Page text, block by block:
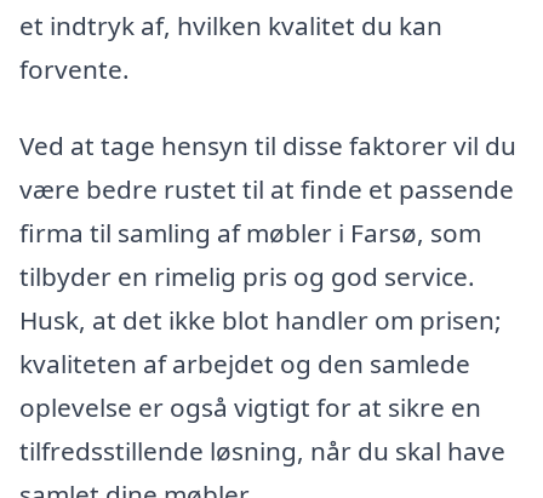
et indtryk af, hvilken kvalitet du kan
forvente.
Ved at tage hensyn til disse faktorer vil du
være bedre rustet til at finde et passende
firma til samling af møbler i Farsø, som
tilbyder en rimelig pris og god service.
Husk, at det ikke blot handler om prisen;
kvaliteten af arbejdet og den samlede
oplevelse er også vigtigt for at sikre en
tilfredsstillende løsning, når du skal have